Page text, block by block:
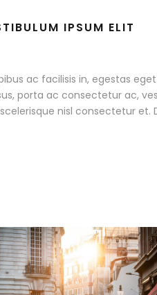
IPSUM ELIT
ac facilisis in, egestas
porta ac consectetur ac,
nisl consectetur